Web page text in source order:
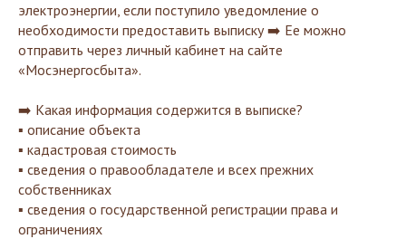
электроэнергии, если поступило уведомление о
необходимости предоставить выписку ➡️ Ее можно
отправить через личный кабинет на сайте
«Мосэнергосбыта».
➡️ Какая информация содержится в выписке?
▪️ описание объекта
▪️ кадастровая стоимость
▪️ сведения о правообладателе и всех прежних
собственниках
▪️ сведения о государственной регистрации права и
ограничениях